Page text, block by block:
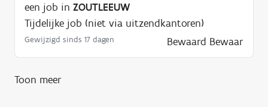
een job in ZOUTLEEUW
Tijdelijke job (niet via uitzendkantoren)
Gewijzigd sinds 17 dagen Bewaard Bewaar
Toon meer